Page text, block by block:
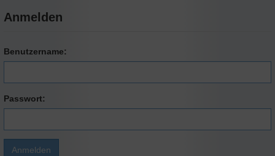
Anmelden
Benutzername:
Passwort: